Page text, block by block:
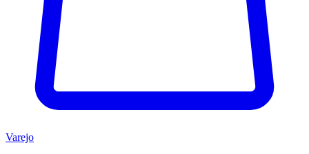
Varejo